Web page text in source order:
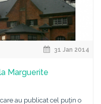
31 Jan 2014
Marguerite
au publicat cel puțin o